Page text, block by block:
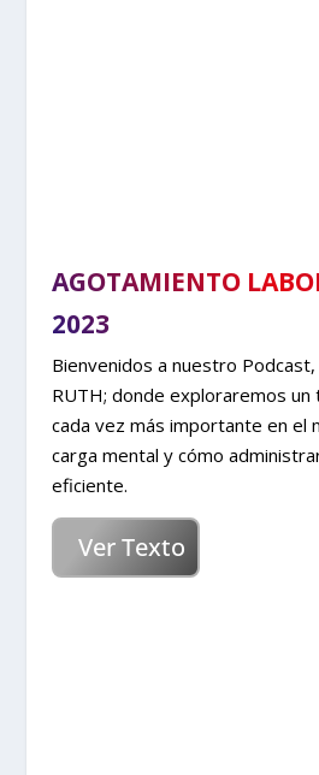
AGOTAMIENTO
2023
Bienvenidos a nuestro Podcast,
RUTH; donde exploraremos
cada vez más importante en el
carga mental y cómo
eficiente.
Ver Texto